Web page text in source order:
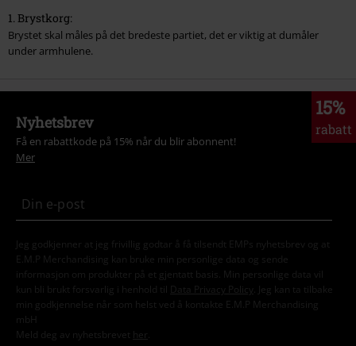
1. Brystkorg:
Brystet skal måles på det bredeste partiet, det er viktig at dumåler
under armhulene.
15%
rabatt
Nyhetsbrev
Få en rabattkode på 15% når du blir abonnent!
Mer
Jeg godkjenner at jeg frivillig godtar å få tilsendt EMPs nyhetsbrev og at
E.M.P Merchandising kan bruke min personlige data og sende
informasjon om produkter på et gjentatt basis. Min personlige data vil
kun bli brukt forsvarlig i henhold til
Data Privacy Policy
. Jeg kan ta tilbake
min godkjennelse når som helst ved å kontakte E.M.P Merchandising
mbH
Meld deg av nyhetsbrevet her